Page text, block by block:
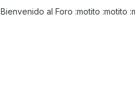
Bienvenido al Foro :motito :motito